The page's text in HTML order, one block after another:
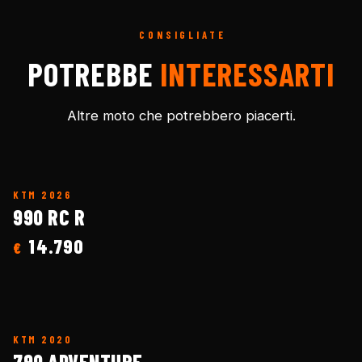
CONSIGLIATE
POTREBBE INTERESSARTI
Altre moto che potrebbero piacerti.
KTM 2026
990 RC R
€ 14.790
KTM 2020